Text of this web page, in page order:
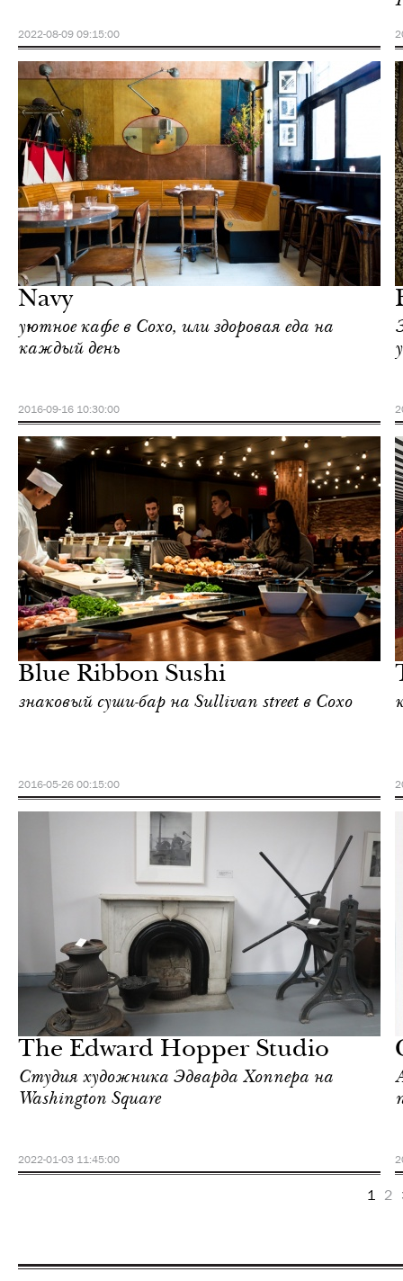
2022-08-09 09:15:00
Navy
уютное кафе в Сохо, или здоровая еда на
каждый день
2016-09-16 10:30:00
среда
Йорк
Blue Ribbon Sushi
знаковый суши-бар на Sullivan street в Сохо
2016-05-26 00:15:00
Йорк
The Edward Hopper Studio
Студия художника Эдварда Хоппера на
Washington Square
2022-01-03 11:45:00
Йорк
1 2